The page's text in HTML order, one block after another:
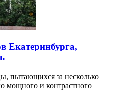
Екатеринбурга,
пытающихся за несколько
мощного и контрастного